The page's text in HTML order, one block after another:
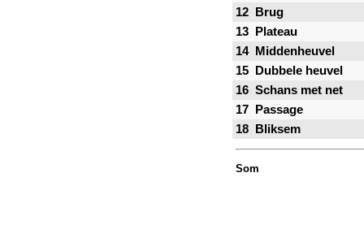
12
Brug
13
Plateau
14
Middenheuvel
15
Dubbele heuvel
16 Schans met net
17
Passage
18
Bliksem
Som